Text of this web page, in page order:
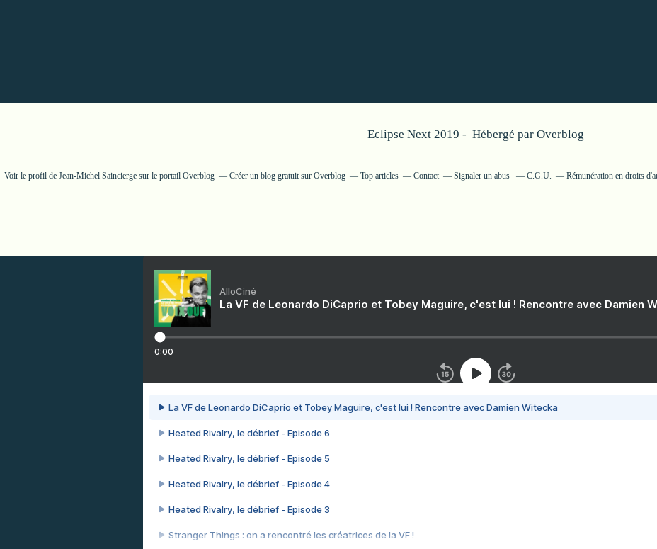
Eclipse Next 2019 - Hébergé par Overblog
Voir le profil de Jean-Michel Sainciergesur le portail Overblog Créer un blog gratuit sur Overblog Top articles Contact Signaler un abus C.G.U. Rémunération en droits
AlloCiné
La VF de Leonardo DiCaprio et Tobey Maguire, c'est lui ! Rencontre avec Damien
0:00
La VF de Leonardo DiCaprio et Tobey Maguire, c'est lui ! Rencontre avec Damien Witecka
Heated Rivalry, le débrief - Episode 6
Heated Rivalry, le débrief - Episode 5
Heated Rivalry, le débrief - Episode 4
Heated Rivalry, le débrief - Episode 3
Stranger Things : on a rencontré les créatrices de la VF !